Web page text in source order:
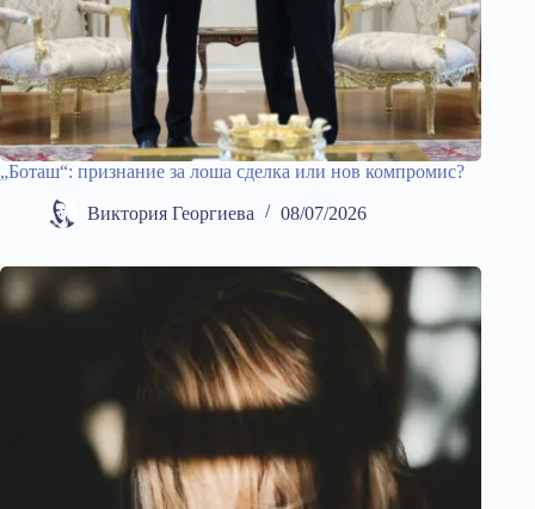
„Боташ“: признание за лоша сделка или нов компромис?
Виктория Георгиева 08/07/2026